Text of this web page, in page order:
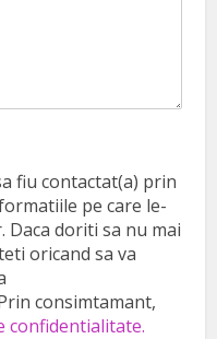
fiu contactat(a) prin
pe care le-
doriti sa nu mai
oricand sa va
consimtamant,
confidentialitate.